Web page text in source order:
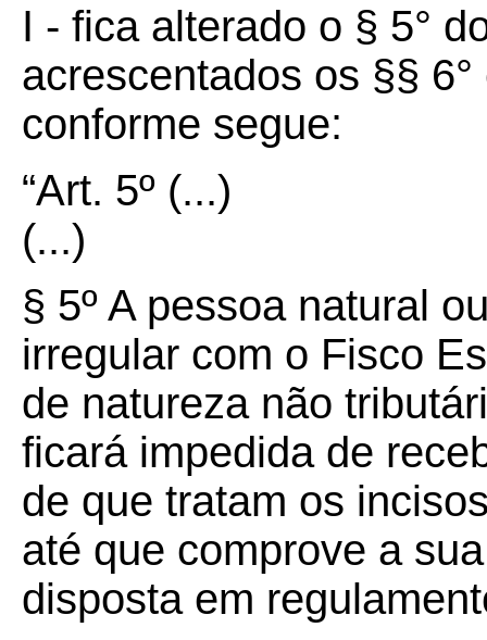
I - fica alterado o § 5°
acrescentados os §§
conforme segue:
“Art. 5º (...)
(...)
§ 5º A pessoa natural
irregular com o Fisco
de natureza não
ficará impedida de
de que tratam os
até que comprove a
disposta em